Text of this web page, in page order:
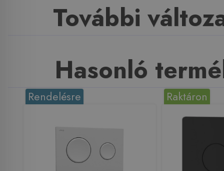
További
Hasonló
Rendelésre Raktáron